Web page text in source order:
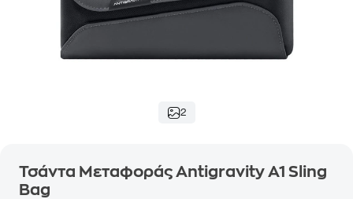
2
Τσάντα Μεταφοράς Antigravity A1 Sling
Bag